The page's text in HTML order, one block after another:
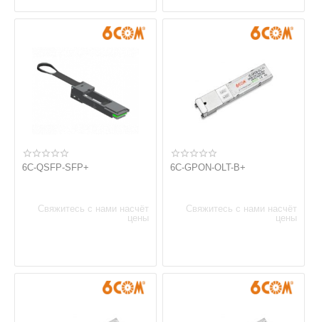
6C-QSFP-SFP+
Свяжитесь с нами насчёт
цены
6C-GPON-OLT-B+
Свяжитесь с нами насчёт
цены